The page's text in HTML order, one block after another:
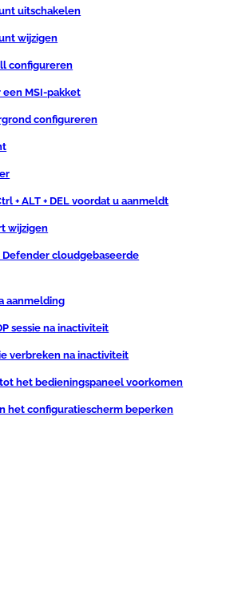
uitschakelen
wijzigen
configureren
een MSI-pakket
configureren
+ ALT + DEL voordat u aanmeldt
wijzigen
Defender cloudgebaseerde
aanmelding
sessie na inactiviteit
verbreken na inactiviteit
tot het bedieningspaneel voorkomen
het configuratiescherm beperken